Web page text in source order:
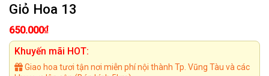
Giỏ Hoa 13
650.000₫
Khuyến mãi HOT:
Giao hoa tươi tận nơi miễn phí nội thành Tp. Vũng Tàu và các